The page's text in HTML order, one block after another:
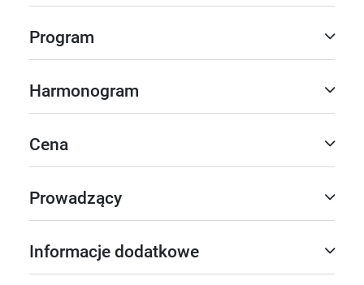
Program
Harmonogram
Cena
Prowadzący
Informacje dodatkowe